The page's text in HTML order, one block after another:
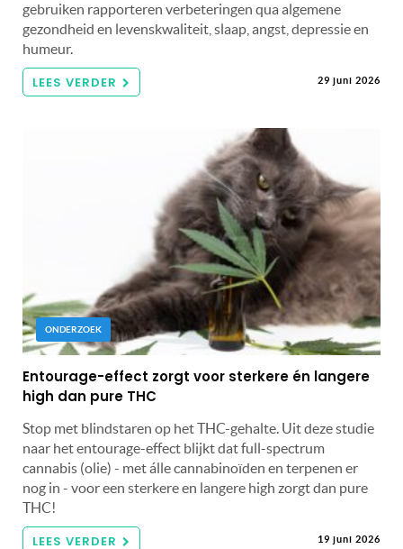
gebruiken rapporteren verbeteringen qua algemene
gezondheid en levenskwaliteit, slaap, angst, depressie en
humeur.
LEES VERDER 29 juni 2026
ONDERZOEK
Entourage-effect zorgt voor sterkere én langere
high dan pure THC
Stop met blindstaren op het THC-gehalte. Uit deze studie
naar het entourage-effect blijkt dat full-spectrum
cannabis (olie) - met álle cannabinoïden en terpenen er
nog in - voor een sterkere en langere high zorgt dan pure
THC!
LEES VERDER 19 juni 2026